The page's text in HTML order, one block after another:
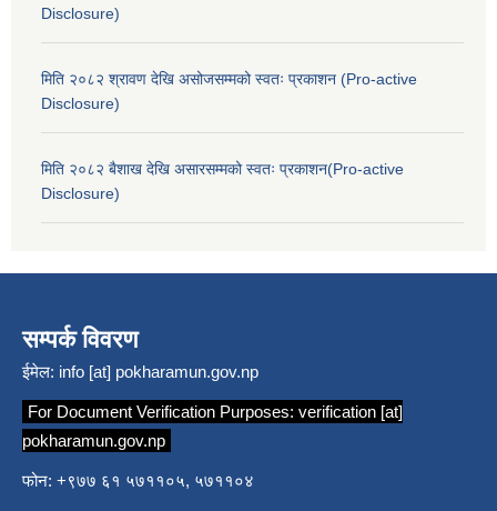
Disclosure)
मिति २०८२ श्रावण देखि असोजसम्मको स्वतः प्रकाशन (Pro-active
Disclosure)
मिति २०८२ बैशाख देखि असारसम्मको स्वतः प्रकाशन(Pro-active
Disclosure)
सम्पर्क विवरण
ईमेल: info [at] pokharamun.gov.np
For Document Verification Purposes: verification [at]
pokharamun.gov.np
फोन: +९७७ ६१ ५७११०५, ५७११०४